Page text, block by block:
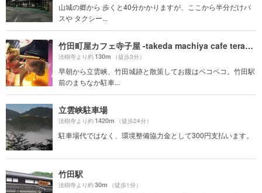
山城の郷から 歩くと40分かかりますが、ここから半分だけバ
スや タクシー...
竹田町屋カフェ寺子屋 -takeda machiya cafe terakoya-
法樹寺より約130m （徒歩3分）
早朝から立雲峡、竹田城跡と散策してお腹はペコペコ。竹田駅
前のまちなか駐車...
立雲峡駐車場
法樹寺より約1420m （徒歩24分）
駐車場代ではなく、環境整備協力金として300円支払います。
竹田駅
法樹寺より約30m （徒歩1分）